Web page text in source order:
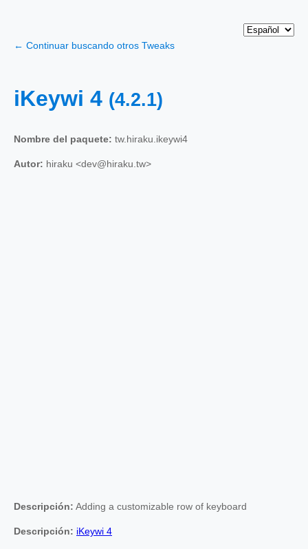
← Continuar buscando otros Tweaks
iKeywi 4 (4.2.1)
Nombre del paquete: tw.hiraku.ikeywi4
Autor: hiraku <dev@hiraku.tw>
Descripción: Adding a customizable row of keyboard
Descripción: iKeywi 4